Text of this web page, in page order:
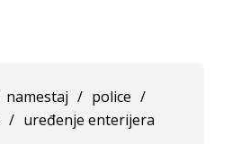
namestaj / police /
/ uređenje enterijera